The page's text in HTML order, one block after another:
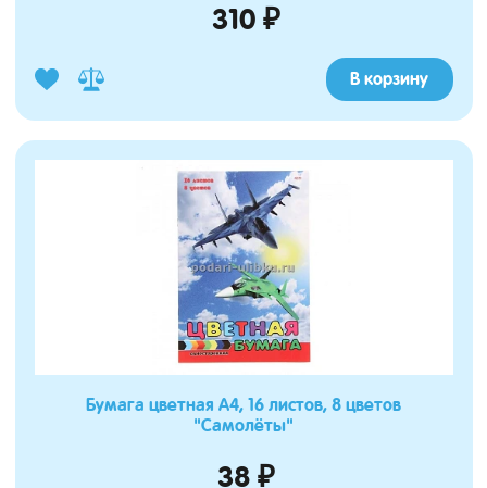
310 ₽
В корзину
Бумага цветная А4, 16 листов, 8 цветов
"Самолёты"
38 ₽